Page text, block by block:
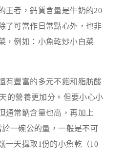
王者，鈣質含量是牛奶的20
了可當作日常點心外，也非
，例如：小魚乾炒小白菜
有豐富的多元不飽和脂肪酸
的營養更加分。但要小心小
通常鈉含量也高，再加上
一碗公的量，一般是不可
一天攝取1份的小魚乾（10